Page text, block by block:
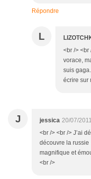
Répondre
L
<br /> <br
vorace,
suis
écrire sur
J jessica 20/07/
<br /> <br /> J’ai
découvre la
magnifique et
<br />